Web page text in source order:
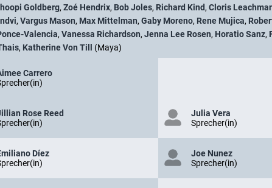
Goldberg, Zoé Hendrix, Bob Joles, Richard Kind , Cloris
, Vargus Mason, Max Mittelman, Gaby Moreno, Rene Mujica,
Valencia, Vanessa Richardson, Jenna Lee Rosen, Horatio Sanz,
, Katherine Von Till (Maya)
Carrero
Rose Reed
Julia Vera
Sprecher(in)
Díez
Joe Nunez
Sprecher(in)